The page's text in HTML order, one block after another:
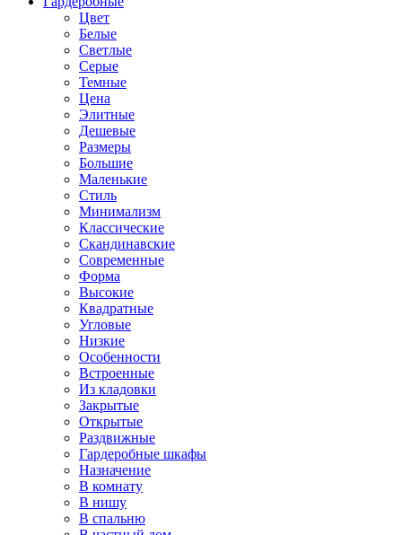
Цвет
Белые
Светлые
Серые
Темные
Цена
Элитные
Дешевые
Размеры
Большие
Маленькие
Стиль
Минимализм
Классические
Скандинавские
Современные
Форма
Высокие
Квадратные
Угловые
Низкие
Особенности
Встроенные
Из кладовки
Закрытые
Открытые
Раздвижные
Гардеробные шкафы
Назначение
В комнату
В нишу
В спальню